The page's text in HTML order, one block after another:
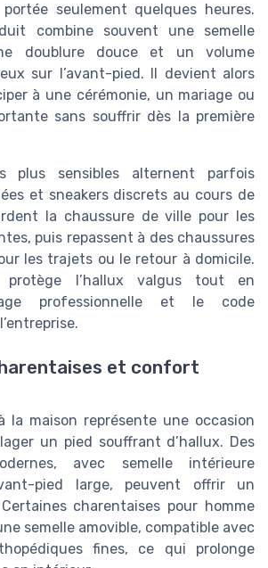
seulement quelques heures.
combine souvent une semelle
doublure douce et un volume
sur l’avant-pied. Il devient alors
à une cérémonie, un mariage ou
sans souffrir dès la première
plus sensibles alternent parfois
et sneakers discrets au cours de
la chaussure de ville pour les
puis repassent à des chaussures
les trajets ou le retour à domicile.
protège l’hallux valgus tout en
professionnelle et le code
et confort
la maison représente une occasion
un pied souffrant d’hallux. Des
avec semelle intérieure
pied large, peuvent offrir un
charentaises pour homme
semelle amovible, compatible avec
fines, ce qui prolonge